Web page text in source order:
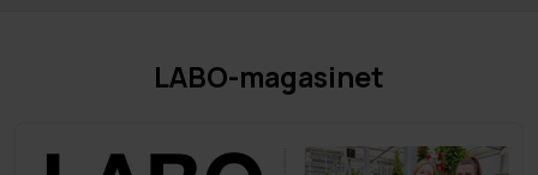
LABO-magasinet